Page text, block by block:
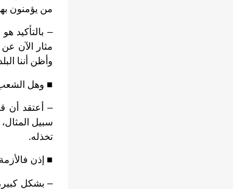
من يؤمنون
– بالتأكيد
وأظن أننا
■ وهل الشعب
– أعتقد أن
سبيل
تخذله.
■ إذن